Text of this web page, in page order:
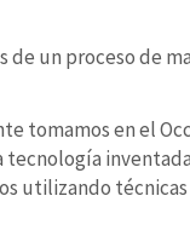
de un proceso de
tomamos en el
utilizando